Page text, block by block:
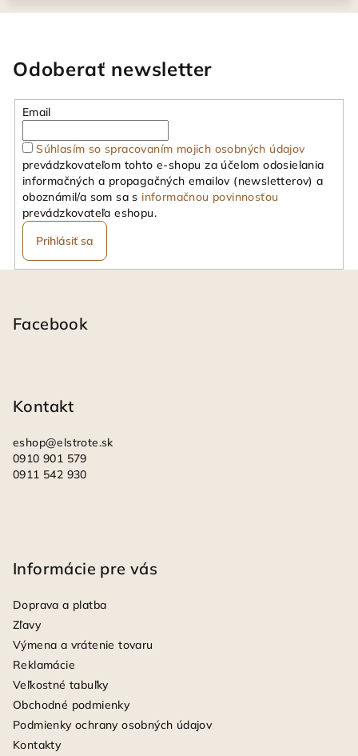
Odoberať newsletter
Email
Súhlasím so spracovaním mojich osobných údajov
prevádzkovateľom tohto e-shopu za účelom odosielania
informačných a propagačných emailov (newsletterov) a
oboznámil/a som sa s informačnou povinnosťou
prevádzkovateľa eshopu.
Prihlásiť sa
Facebook
Kontakt
eshop@elstrote.sk
0910 901 579
0911 542 930
Informácie pre vás
Doprava a platba
Zľavy
Výmena a vrátenie tovaru
Reklamácie
Veľkostné tabuľky
Obchodné podmienky
Podmienky ochrany osobných údajov
Kontakty